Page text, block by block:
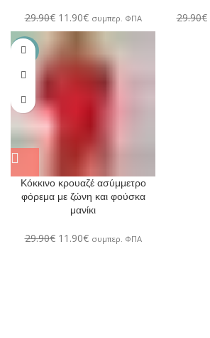
29.90€ 11.90€ συμπερ. ΦΠΑ 29.90€
-60%
Κόκκινο κρουαζέ ασύμμετρο
φόρεμα με ζώνη και φούσκα
μανίκι
29.90€ 11.90€ συμπερ. ΦΠΑ